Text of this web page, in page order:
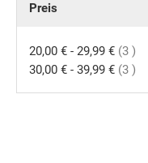
Preis
20,00 € - 29,99 € 3
30,00 € - 39,99 € 3